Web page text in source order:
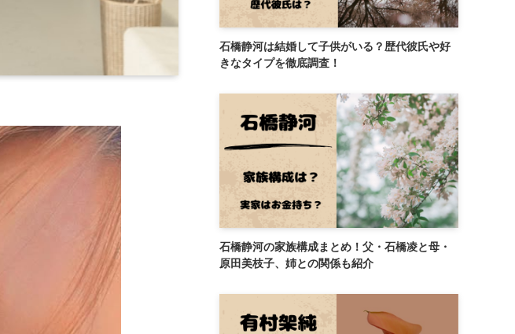
石橋静河は結婚して子供がいる？歴代彼氏や好
きなタイプを徹底調査！
石橋静河の家族構成まとめ！父・石橋凌と母・
原田美枝子、姉との関係も紹介